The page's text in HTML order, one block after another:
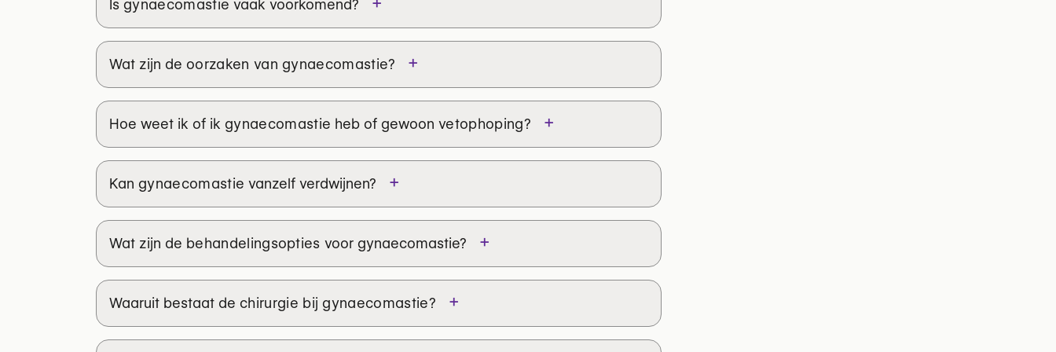
Je hoeft niet te blijven rondlopen met onzekerheid of ongemak.Duizenden
mannen vonden hun zelfvertrouwen terug na een behandeling van
gynaecomastie.
Is gynaecomastie vaak voorkomend?
Wat zijn de oorzaken van gynaecomastie? +
Hoe weet ik of ik gynaecomastie heb of gewoonvetophoping? +
Kan gynaecomastie vanzelf verdwijnen? +
Wat zijn de behandelingsopties voor gynaecomastie? +
Waaruit bestaat de chirurgie bij gynaecomastie? +